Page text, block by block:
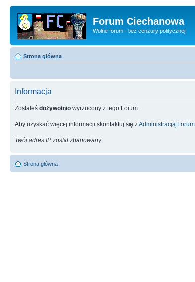
Forum Ciechanowa
Wolne forum - bez cenzury politycznej
Strona główna
Informacja
Zostałeś dożywotnio wyrzucony z tego Forum.
Aby uzyskać więcej informacji skontaktuj się zAdministracją Forum
Twój adres IP został zbanowany.
Strona główna